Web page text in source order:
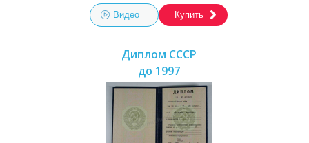
Видео Купить
Диплом СССР
до 1997